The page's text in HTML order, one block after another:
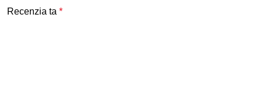
Recenzia ta *